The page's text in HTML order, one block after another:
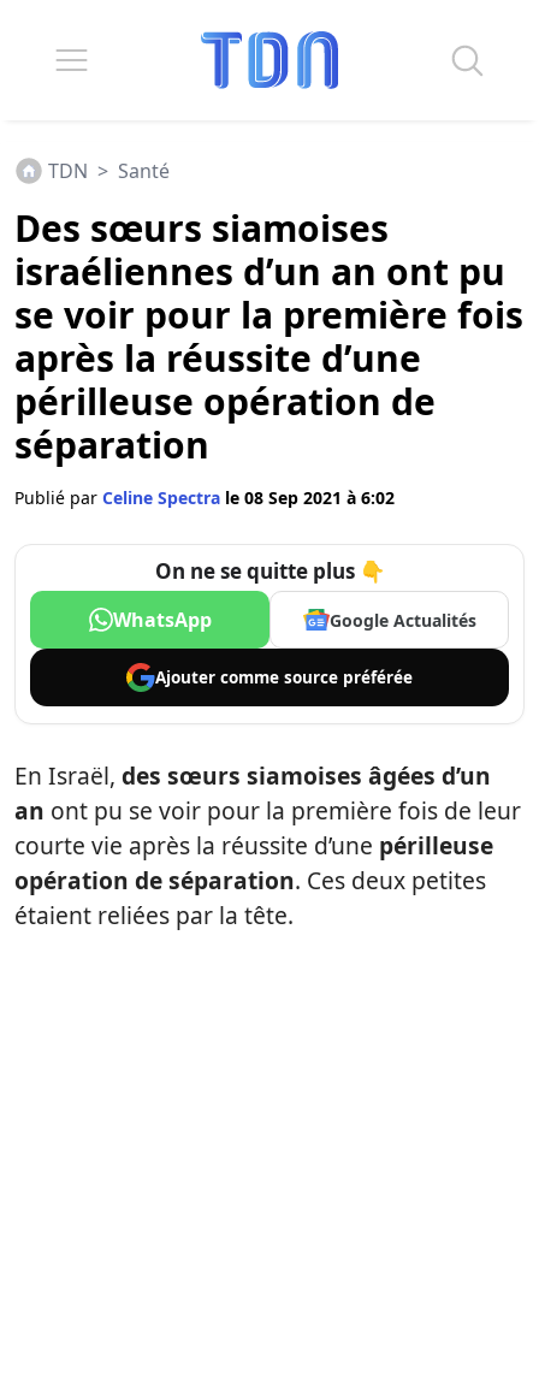
TDN > Santé
Des sœurs siamoises
israéliennes d’un an ont pu
se voir pour la première fois
après la réussite d’une
périlleuse opération de
séparation
Publié par Celine Spectra le 08 Sep 2021 à 6:02
On ne se quitte plus 👇
WhatsApp Google Actualités
Ajouter comme source préférée
En Israël, des sœurs siamoises âgées d’un
an ont pu se voir pour la première fois de leur
courte vie après la réussite d’une périlleuse
opération de séparation. Ces deux petites
étaient reliées par la tête.